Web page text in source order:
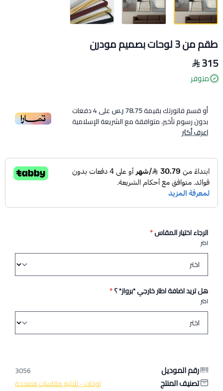
طقم من 3 لوحات بصميم مودرن
315
متوفر
أو قسم فاتورتك بقيمة78.75 ر.س على4دفعات
بدون رسوم تأخير، متوافقة مع الشريعة الإسلامية
اعرف أكثر
الرجاء اختيار المقاس*
اختر
هل تريد اضافة اطار خارجي "برواز" ؟*
اختر
رقم الموديل 3056
تصنيف المنتج لوحات - ثلاثية مقاسات متعددة